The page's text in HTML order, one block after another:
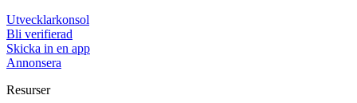
Utvecklarkonsol
Bli verifierad
Skicka in en app
Annonsera
Resurser